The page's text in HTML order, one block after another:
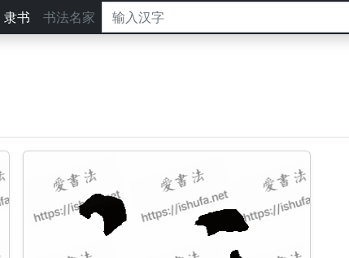
隶书 书法名家